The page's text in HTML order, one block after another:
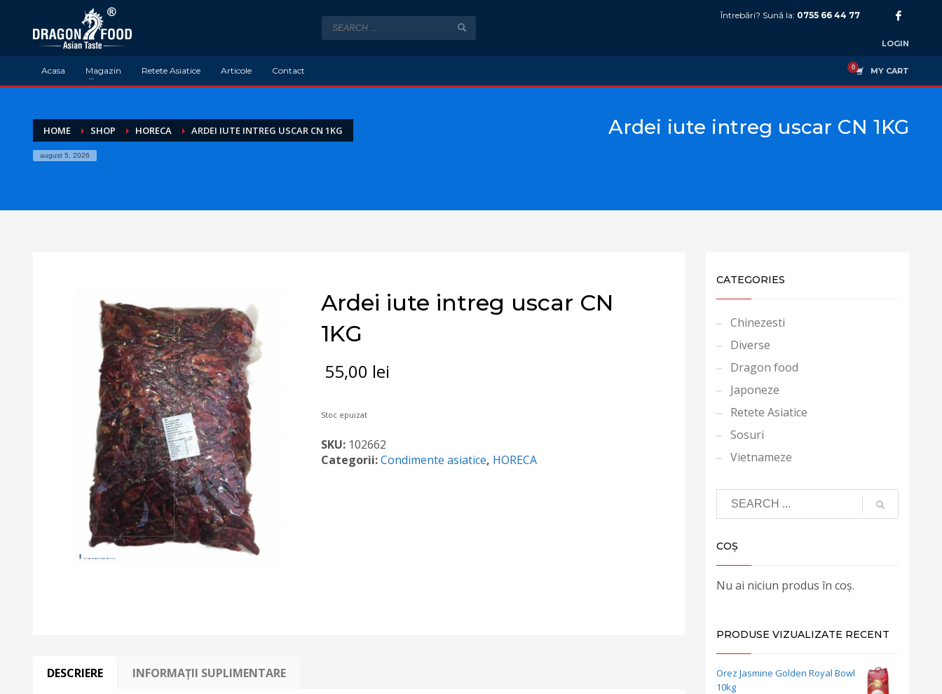
Întrebări? Sună la: 0755 66 44 77
LOGIN
Acasa Magazin Retete Asiatice Articole Contact MY CART
HOME SHOP HORECA ARDEI IUTE INTREG USCAR CN 1KG
august 5, 2026
Ardei iute intreg uscar CN 1KG
Ardei iute intreg uscar CN
1KG
55,00 lei
Stoc epuizat
SKU: 102662
Categorii:Condimente asiatice, HORECA
DESCRIERE INFORMAȚII SUPLIMENTARE
CATEGORIES
Chinezesti
Diverse
Dragon food
Japoneze
Retete Asiatice
Sosuri
Vietnameze
COȘ
Nu ai niciun produs în coș.
PRODUSE VIZUALIZATE RECENT
Orez Jasmine Golden Royal Bowl
10kg